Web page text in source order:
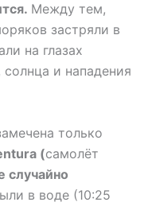
Между тем,
застряли в
на глазах
и нападения
только
(самолёт
случайно
в воде (10:25